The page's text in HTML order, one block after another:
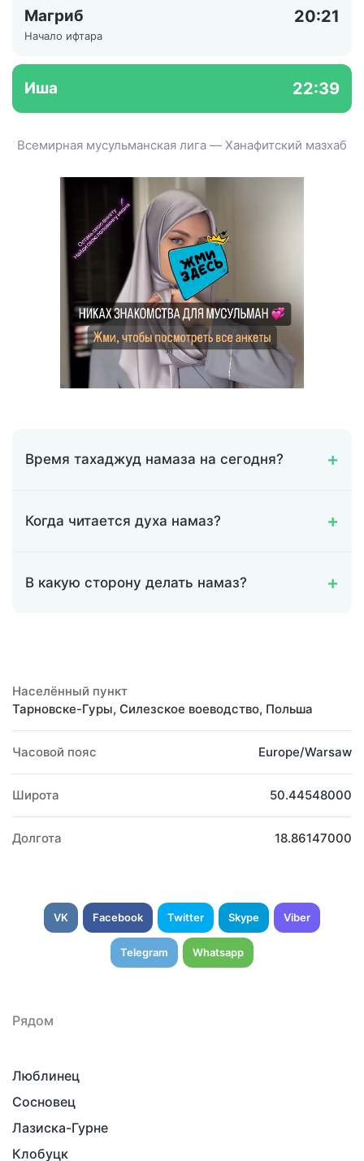
Магриб 20:21
Начало ифтара
Иша 22:39
Всемирная мусульманская лига — Ханафитский мазхаб
Время тахаджуд намаза на сегодня?
Когда читается духа намаз?
В какую сторону делать намаз?
Населённый пункт
Тарновске-Гуры, Силезское воеводство, Польша
Часовой пояс Europe/Warsaw
Широта 50.44548000
Долгота 18.86147000
VK Facebook Twitter Skype Viber
Telegram Whatsapp
Рядом
Люблинец
Сосновец
Лазиска-Гурне
Клобуцк